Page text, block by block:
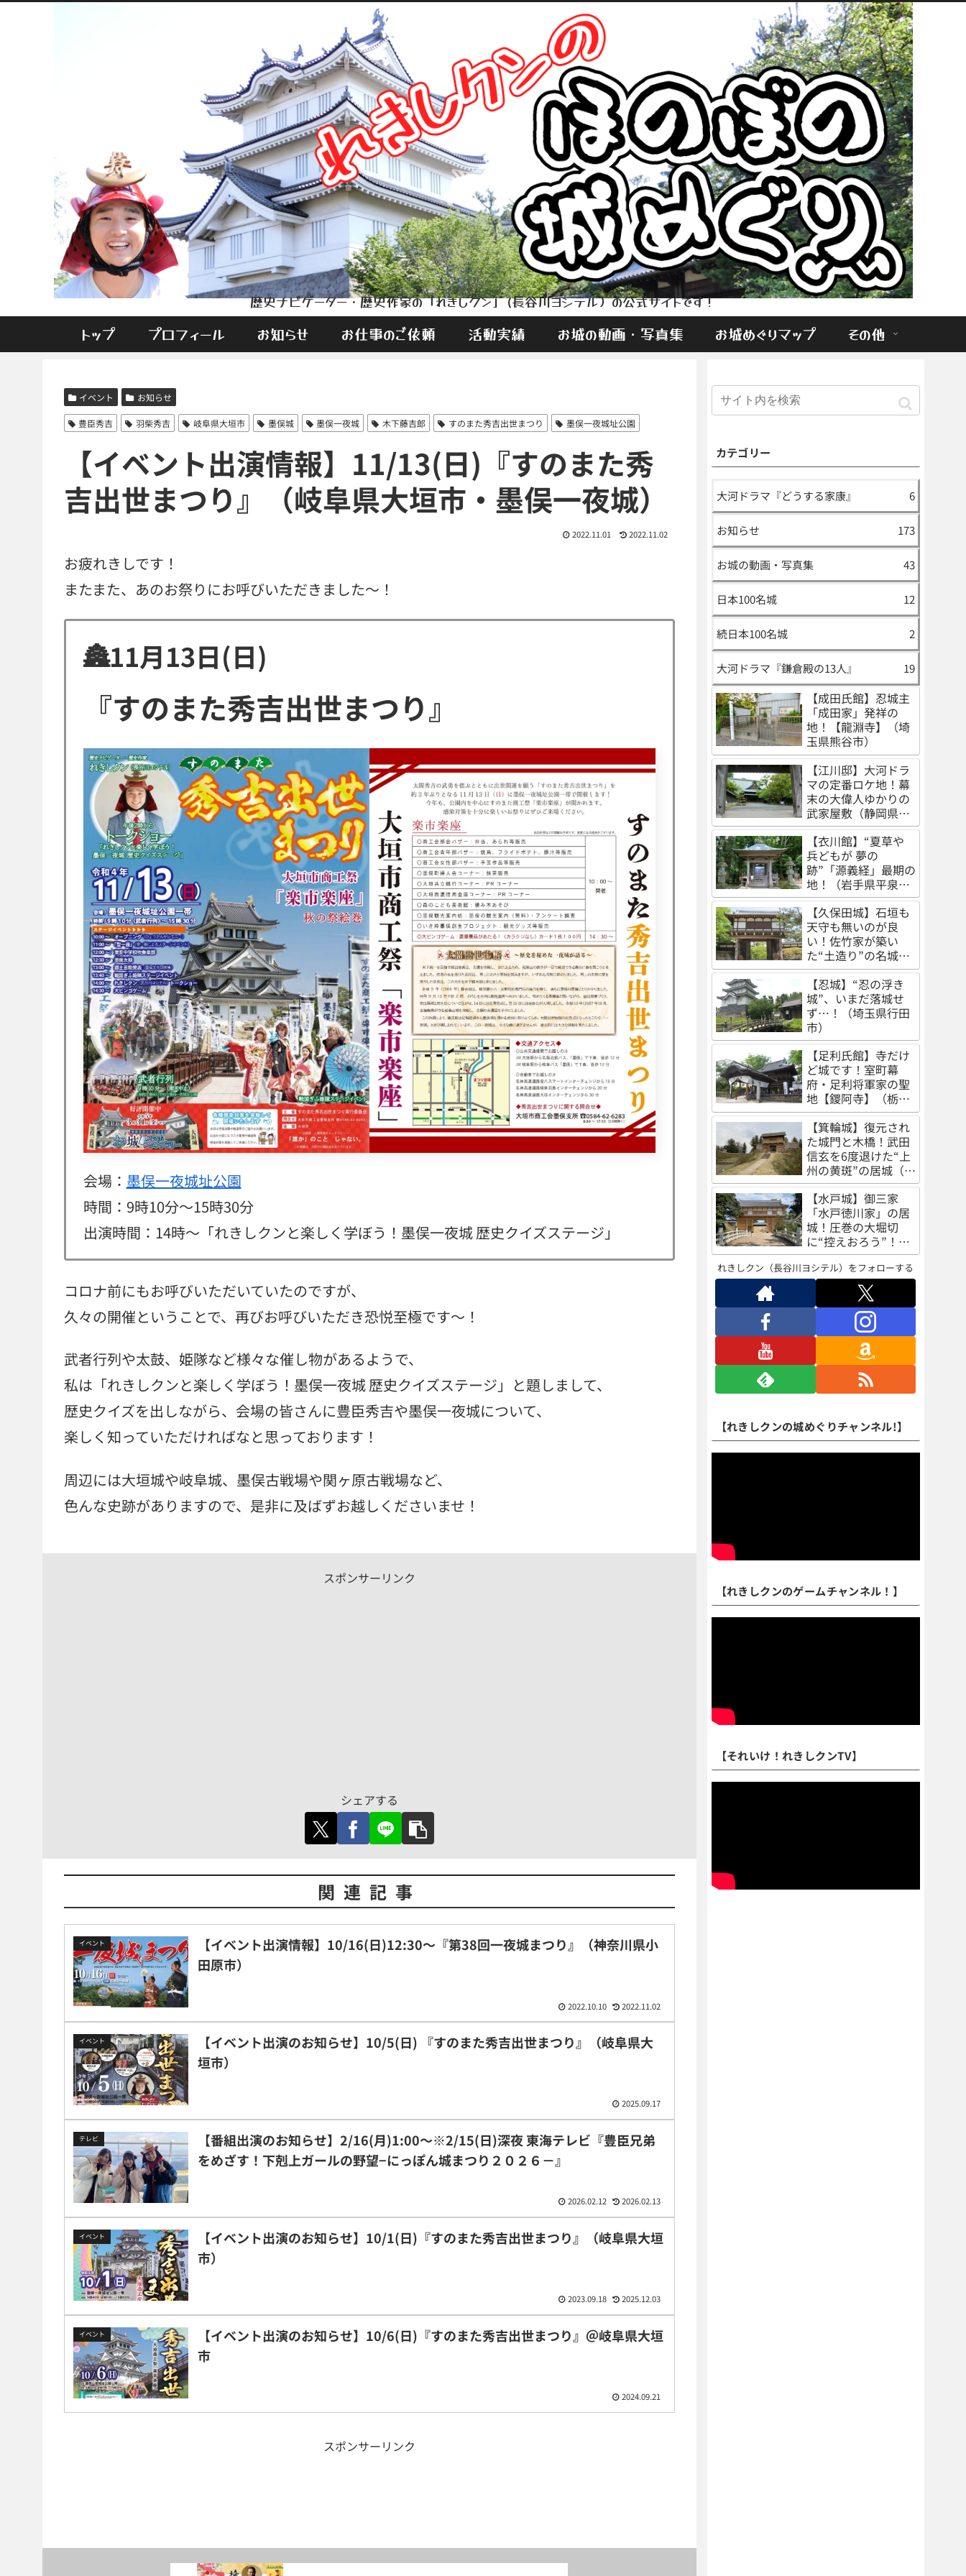
歴史ナビゲーター・歴史作家の「れきしクン」(長谷川ヨシテル）の公式サイトです！
トップ プロフィール お知らせ お仕事のご依頼 活動実績 お城の動画・写真集 お城めぐりマップ その他
イベント お知らせ
豊臣秀吉 羽柴秀吉 岐阜県大垣市 墨俣城 墨俣一夜城 木下藤吉郎 すのまた秀吉出世まつり 墨俣一夜城址公園
【イベント出演情報】11/13(日)『すのまた秀
吉出世まつり』（岐阜県大垣市・墨俣一夜城）
2022.11.01 2022.11.02
お疲れきしです！
またまた、あのお祭りにお呼びいただきました〜！
🏯11月13日(日)
『すのまた秀吉出世まつり』
会場： 墨俣一夜城址公園
時間：9時10分〜15時30分
出演時間：14時〜「れきしクンと楽しく学ぼう！墨俣一夜城 歴史クイズステージ」
コロナ前にもお呼びいただいていたのですが、
久々の開催ということで、再びお呼びいただき恐悦至極です〜！
武者行列や太鼓、姫隊など様々な催し物があるようで、
私は「れきしクンと楽しく学ぼう！墨俣一夜城 歴史クイズステージ」と題しまして、
歴史クイズを出しながら、会場の皆さんに豊臣秀吉や墨俣一夜城について、
楽しく知っていただければなと思っております！
周辺には大垣城や岐阜城、墨俣古戦場や関ヶ原古戦場など、
色んな史跡がありますので、是非に及ばずお越しくださいませ！
スポンサーリンク
シェアする
関連記事
イベント
【イベント出演情報】10/16(日)12:30〜『第38回一夜城まつり』（神奈川県小
田原市）
2022.10.10 2022.11.02
イベント
【イベント出演のお知らせ】10/5(日) 『すのまた秀吉出世まつり』（岐阜県大
垣市）
2025.09.17
テレビ
【番組出演のお知らせ】2/16(月)1:00〜※2/15(日)深夜 東海テレビ『豊臣兄弟
をめざす！下剋上ガールの野望−にっぽん城まつり２０２６－』
2026.02.12 2026.02.13
イベント
【イベント出演のお知らせ】10/1(日)『すのまた秀吉出世まつり』（岐阜県大垣
市）
2023.09.18 2025.12.03
イベント
【イベント出演のお知らせ】10/6(日)『すのまた秀吉出世まつり』＠岐阜県大垣
市
2024.09.21
スポンサーリンク
カテゴリー
大河ドラマ『どうする家康』 6
お知らせ 173
お城の動画・写真集 43
日本100名城 12
続日本100名城 2
大河ドラマ『鎌倉殿の13人』 19
【成田氏館】忍城主
「成田家」発祥の
地！【龍淵寺】（埼
玉県熊谷市）
【江川邸】大河ドラ
マの定番ロケ地！幕
末の大偉人ゆかりの
武家屋敷（静岡県伊
豆の国市）
【衣川館】“夏草や
兵どもが 夢の
跡”「源義経」最期の
地！（岩手県平泉
町）
【久保田城】石垣も
天守も無いのが良
い！佐竹家が築い
た“土造り”の名城
（秋田県秋田市）
【忍城】“忍の浮き
城”、いまだ落城せ
ず…！（埼玉県行田
市）
【足利氏館】寺だけ
ど城です！室町幕
府・足利将軍家の聖
地【鑁阿寺】（栃木
県足利市）
【箕輪城】復元され
た城門と木橋！武田
信玄を6度退けた“上
州の黄斑”の居城（群
馬県高崎市）
【水戸城】御三家
「水戸徳川家」の居
城！圧巻の大堀切
に“控えおろう”！
（茨城県水戸市）
れきしクン（長谷川ヨシテル）をフォローする
【れきしクンの城めぐりチャンネル!】
【れきしクンのゲームチャンネル！】
【それいけ！れきしクンTV】